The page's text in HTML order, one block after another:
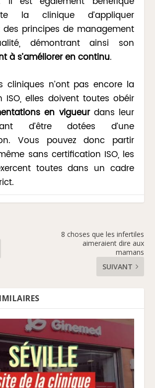
la clinique d’appliquer
principes de management
démontrant ainsi son
à s’améliorer en continu.
cliniques n’ont pas encore la
ISO, elles doivent toutes obéir
en vigueurdans leur
d’être dotées d’une
Vous pouvez donc partir
sans certification ISO, les
toutes dans un cadre
8 choses que les infertiles
aimeraient dire aux
mamans
SUIVANT